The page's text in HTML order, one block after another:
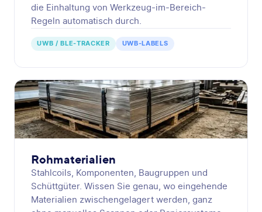
die Einhaltung von Werkzeug-im-Bereich-
Regeln automatisch durch.
UWB / BLE-TRACKER UWB-LABELS
Rohmaterialien
Stahlcoils, Komponenten, Baugruppen und
Schüttgüter. Wissen Sie genau, wo eingehende
Materialien zwischengelagert werden, ganz